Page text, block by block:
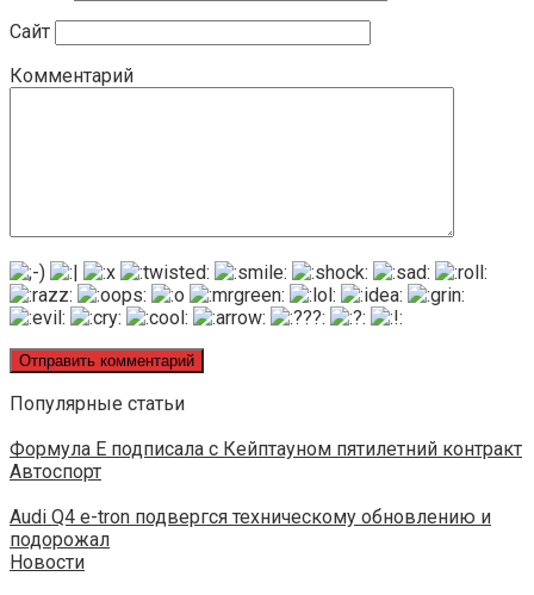
Сайт
Комментарий
Популярные статьи
Формула Е подписала с Кейптауном пятилетний контракт
Автоспорт
Audi Q4 e-tron подвергся техническому обновлению и
подорожал
Новости